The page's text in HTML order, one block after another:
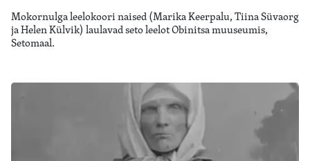
Mokornulga leelokoori naised (Marika Keerpalu, Tiina Süvaorg
ja Helen Külvik) laulavad seto leelot Obinitsa muuseumis,
Setomaal.